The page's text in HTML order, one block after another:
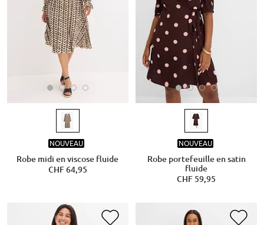
NOUVEAU
Robe midi en viscose fluide
CHF 64,95
NOUVEAU
Robe portefeuille en satin
fluide
CHF 59,95